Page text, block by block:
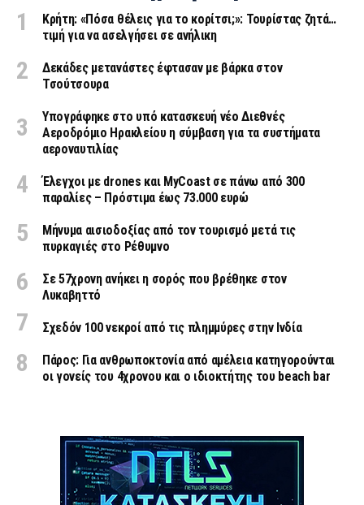
Κρήτη: «Πόσα θέλεις για το κορίτσι;»: Τουρίστας ζητά…
τιμή για να ασελγήσει σε ανήλικη
Δεκάδες μετανάστες έφτασαν με βάρκα στον
Τσούτσουρα
Υπογράφηκε στο υπό κατασκευή νέο Διεθνές
Αεροδρόμιο Ηρακλείου η σύμβαση για τα συστήματα
αεροναυτιλίας
Έλεγχοι με drones και MyCoast σε πάνω από 300
παραλίες – Πρόστιμα έως 73.000 ευρώ
Μήνυμα αισιοδοξίας από τον τουρισμό μετά τις
πυρκαγιές στο Ρέθυμνο
Σε 57χρονη ανήκει η σορός που βρέθηκε στον
Λυκαβηττό
Σχεδόν 100 νεκροί από τις πλημμύρες στην Ινδία
Πάρος: Για ανθρωποκτονία από αμέλεια κατηγορούνται
οι γονείς του 4χρονου και ο ιδιοκτήτης του beach bar